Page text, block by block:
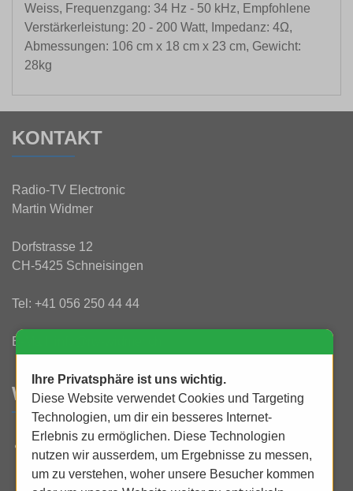
Weiss, Frequenzgang: 34 Hz - 50 kHz, Empfohlene
Verstärkerleistung: 20 - 200 Watt, Impedanz: 4Ω,
Abmessungen: 106 cm x 18 cm x 23 cm, Gewicht:
28kg
KONTAKT
Radio-TV Electronic
Martin Widmer
Dorfstrasse 12
CH-5425 Schneisingen
Tel: +41 056 250 44 44
E-Mail:
WAS IST NEU?
UHD 4K bei uns erleben und staunen!
Ihre Privatsphäre ist uns wichtig.
Diese Website verwendet Cookies und Targeting
Technologien, um dir ein besseres Internet-
Erlebnis zu ermöglichen. Diese Technologien
nutzen wir ausserdem, um Ergebnisse zu messen,
um zu verstehen, woher unsere Besucher kommen